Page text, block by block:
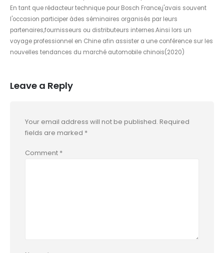
En tant que rédacteur technique pour Bosch France,j'avais souvent
l'occasion participer àdes séminaires organisés par leurs
partenaires,fournisseurs ou distributeurs internes.Ainsi lors un
voyage professionnel en Chine afin assister a une conférence sur les
nouvelles tendances du marché automobile chinois(2020)
Leave a Reply
Your email address will not be published. Required
fields are marked *
Comment *